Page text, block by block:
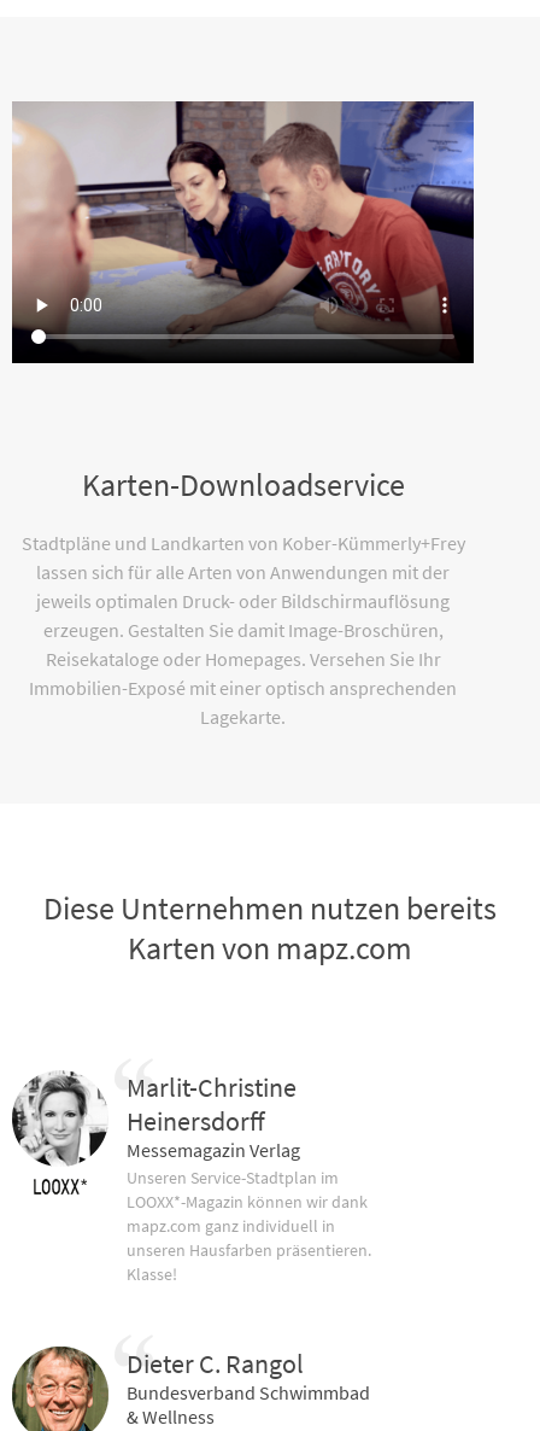
Karten-Downloadservice
Stadtpläne und Landkarten von Kober-Kümmerly+Frey
lassen sich für alle Arten von Anwendungen mit der
jeweils optimalen Druck- oder Bildschirmauflösung
erzeugen. Gestalten Sie damit Image-Broschüren,
Reisekataloge oder Homepages. Versehen Sie Ihr
Immobilien-Exposé mit einer optisch ansprechenden
Lagekarte.
Diese Unternehmen nutzen bereits
Karten von mapz.com
Marlit-Christine
Heinersdorff
Messemagazin Verlag
Unseren Service-Stadtplan im
LOOXX*-Magazin können wir dank
mapz.com ganz individuell in
unseren Hausfarben präsentieren.
Klasse!
Dieter C. Rangol
Bundesverband Schwimmbad
& Wellness